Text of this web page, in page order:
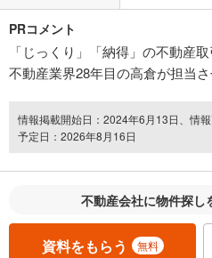
PRコメント
「じっくり」「納得」の不動産
不動産業界28年目の高倉が担当さ
情報掲載開始日：2024年6月13日、情
予定日：2026年8月16日
不動産会社に物件探し
資料をもらう 無料